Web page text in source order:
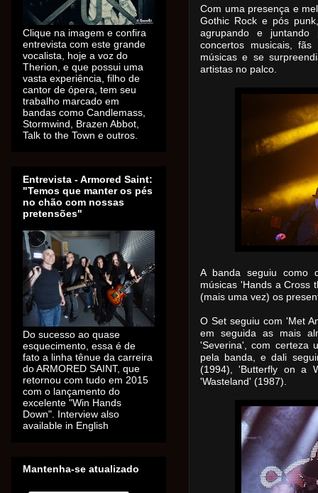
Com uma presença e
Gothic Rock e pós
agrupando e
concertos musicais,
músicas e se
artistas no palco.
A banda seguiu como
músicas 'Hands a Cross
(mais uma vez) os
O Set seguiu com 'Met
em seguida as mais
'Severina', com certeza
pela banda, e dali
(1994), 'Butterfly on a
'Wasteland' (1987).
Clique na imagem e confira
entrevista com este grande
vocalista, hoje a voz do
Therion, e que possui uma
vasta experiência, filho de
cantor de ópera, tem seu
trabalho marcado em
bandas como Candlemass,
Stormwind, Brazen Abbot,
Talk to the Town e outros.
Entrevista - Armored Saint:
"Temos que manter os pés
no chão com nossas
pretensões"
Do sucesso ao quase
esquecimento, essa é de
fato a linha tênue da carreira
do ARMORED SAINT, que
retornou com tudo em 2015
com o lançamento do
excelente "Win Hands
Down". Interview also
available in English
Mantenha-se atualizado